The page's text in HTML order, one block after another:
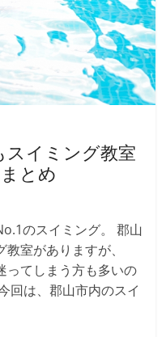
イミング教室
とめ
のスイミング。 郡山
教室がありますが、
ってしまう方も多いの
回は、郡山市内のスイ